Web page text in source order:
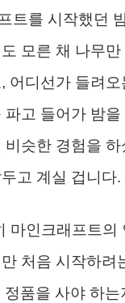
트를 시작했던
모른 채 나무만
어디선가 들려오
파고 들어가 밤
비슷한 경험을
고 계실 겁니다.
마인크래프트의
처음 시작하려
정품을 사야 하는